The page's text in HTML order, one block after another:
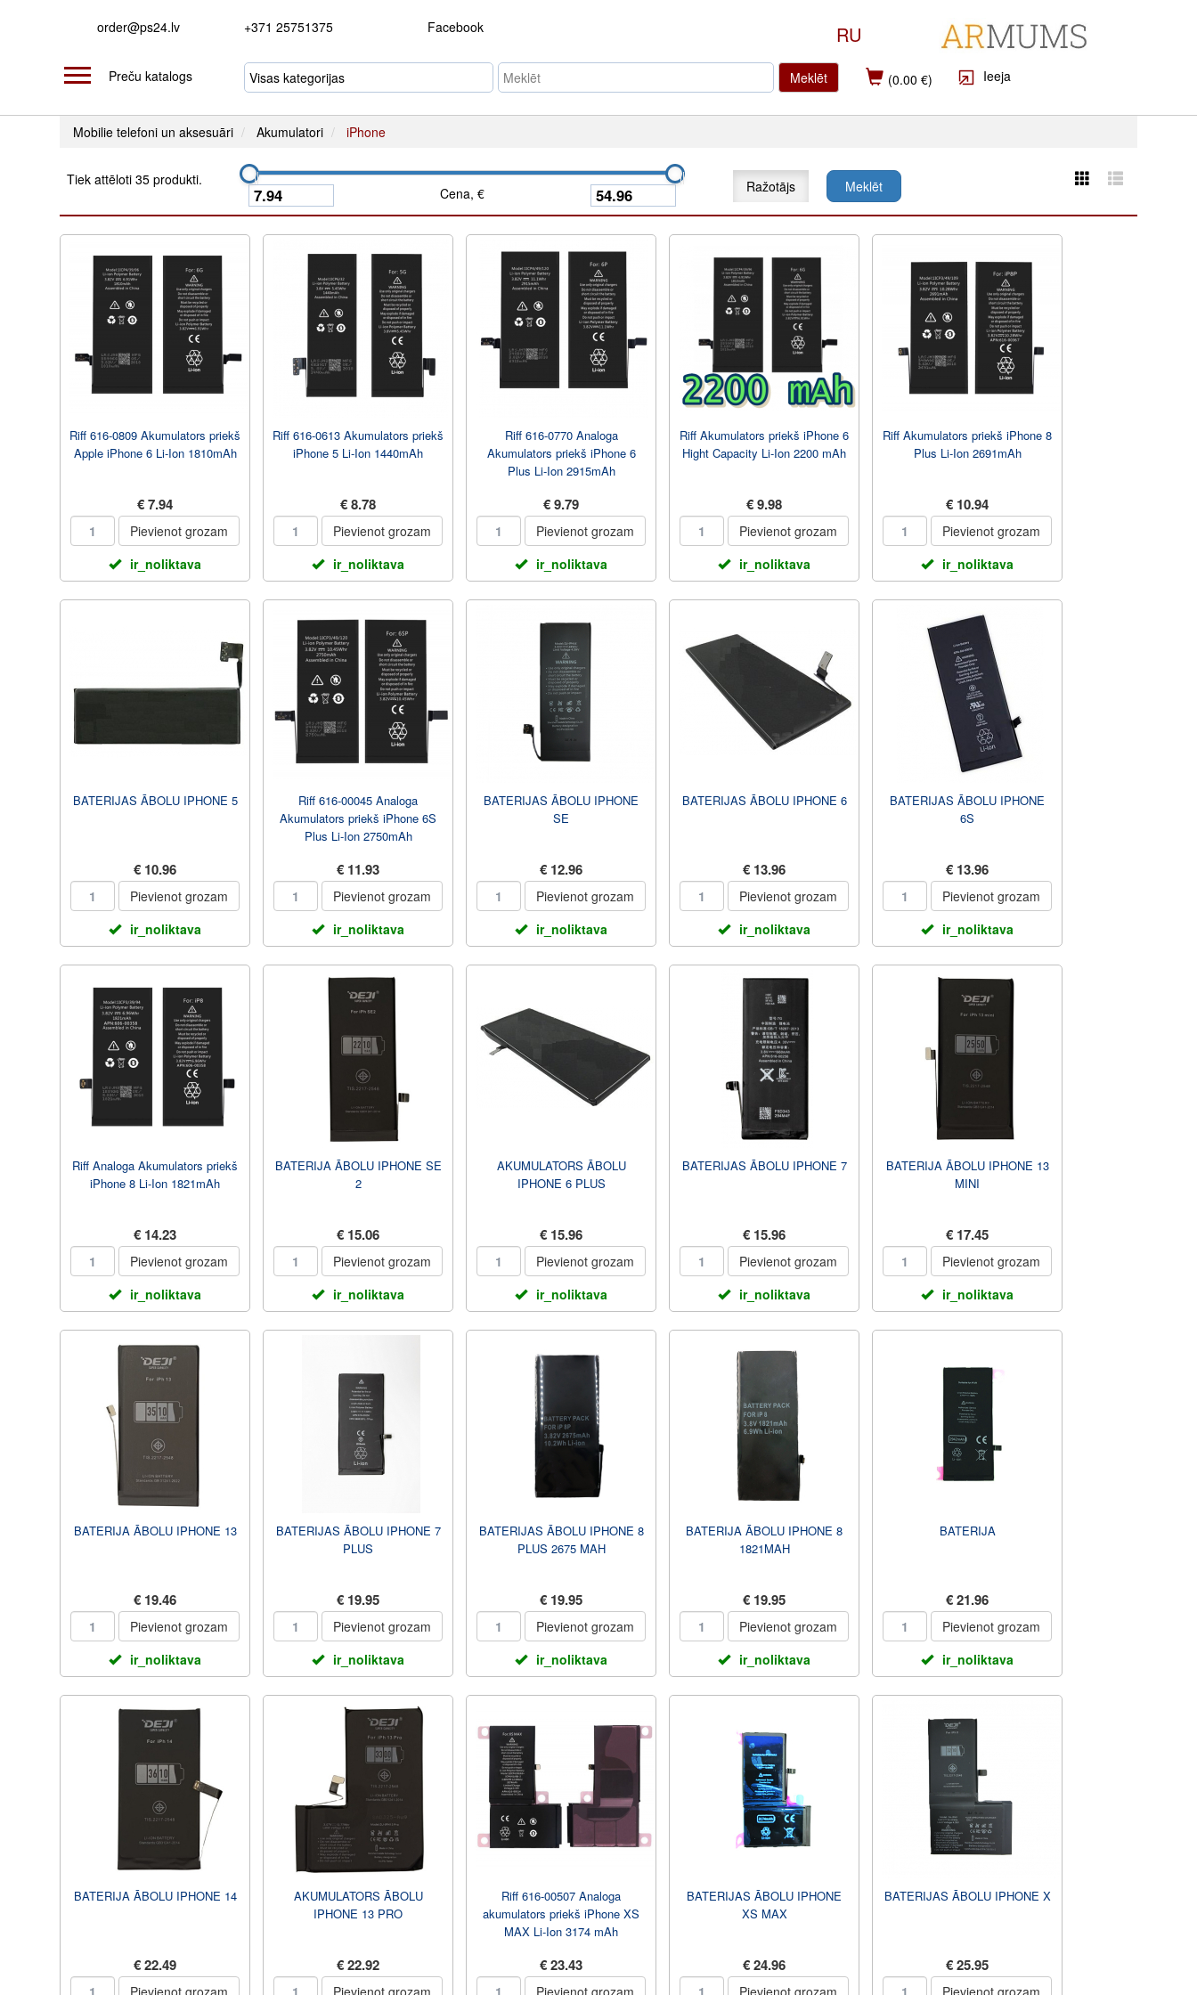
order@ps24.lv +371 25751375 Facebook RU
Preču katalogs Meklēt (0.00 €) Ieeja
Mobilie telefoni un aksesuāri Akumulatori iPhone
Tiek attēloti 35 produkti.
Cena, €
Ražotājs Meklēt
Riff 616-0809 Akumulators priekš
Apple iPhone 6 Li-Ion 1810mAh
€ 7.94
Pievienot grozam
ir_noliktava
Riff 616-0613 Akumulators priekš
iPhone 5 Li-Ion 1440mAh
€ 8.78
Pievienot grozam
ir_noliktava
Riff 616-0770 Analoga
Akumulators priekš iPhone 6
Plus Li-Ion 2915mAh
€ 9.79
Pievienot grozam
ir_noliktava
Riff Akumulators priekš iPhone 6
Hight Capacity Li-Ion 2200 mAh
€ 9.98
Pievienot grozam
ir_noliktava
Riff Akumulators priekš iPhone 8
Plus Li-Ion 2691mAh
€ 10.94
Pievienot grozam
ir_noliktava
BATERIJAS ĀBOLU IPHONE 5
€ 10.96
Pievienot grozam
ir_noliktava
Riff 616-00045 Analoga
Akumulators priekš iPhone 6S
Plus Li-Ion 2750mAh
€ 11.93
Pievienot grozam
ir_noliktava
BATERIJAS ĀBOLU IPHONE
SE
€ 12.96
Pievienot grozam
ir_noliktava
BATERIJAS ĀBOLU IPHONE 6
€ 13.96
Pievienot grozam
ir_noliktava
BATERIJAS ĀBOLU IPHONE
6S
€ 13.96
Pievienot grozam
ir_noliktava
Riff Analoga Akumulators priekš
iPhone 8 Li-Ion 1821mAh
€ 14.23
Pievienot grozam
ir_noliktava
BATERIJA ĀBOLU IPHONE SE
2
€ 15.06
Pievienot grozam
ir_noliktava
AKUMULATORS ĀBOLU
IPHONE 6 PLUS
€ 15.96
Pievienot grozam
ir_noliktava
BATERIJAS ĀBOLU IPHONE 7
€ 15.96
Pievienot grozam
ir_noliktava
BATERIJA ĀBOLU IPHONE 13
MINI
€ 17.45
Pievienot grozam
ir_noliktava
BATERIJA ĀBOLU IPHONE 13
€ 19.46
Pievienot grozam
ir_noliktava
BATERIJAS ĀBOLU IPHONE 7
PLUS
€ 19.95
Pievienot grozam
ir_noliktava
BATERIJAS ĀBOLU IPHONE 8
PLUS 2675 MAH
€ 19.95
Pievienot grozam
ir_noliktava
BATERIJA ĀBOLU IPHONE 8
1821MAH
€ 19.95
Pievienot grozam
ir_noliktava
BATERIJA
€ 21.96
Pievienot grozam
ir_noliktava
BATERIJA ĀBOLU IPHONE 14
€ 22.49
Pievienot grozam
AKUMULATORS ĀBOLU
IPHONE 13 PRO
€ 22.92
Pievienot grozam
Riff 616-00507 Analoga
akumulators priekš iPhone XS
MAX Li-Ion 3174 mAh
€ 23.43
Pievienot grozam
BATERIJAS ĀBOLU IPHONE
XS MAX
€ 24.96
Pievienot grozam
BATERIJAS ĀBOLU IPHONE X
€ 25.95
Pievienot grozam